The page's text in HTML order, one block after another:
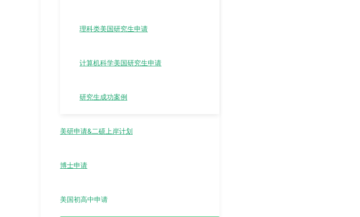
理科类美国研究生申请
计算机科学美国研究生申请
研究生成功案例
美研申请&二硕上岸计划
博士申请
美国初高中申请